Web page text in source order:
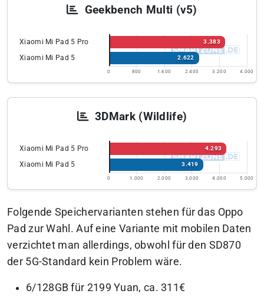
Geekbench Multi (v5)
Xiaomi Mi Pad 5 Pro 3.383
Xiaomi Mi Pad 5 2.622
0 800 1.600 2.400 3.200 4.000
3DMark (Wildlife)
Xiaomi Mi Pad 5 Pro 4.293
Xiaomi Mi Pad 5 3.419
0 1.000 2.000 3.000 4.000 5.000
Folgende Speichervarianten stehen für das Oppo
Pad zur Wahl. Auf eine Variante mit mobilen Daten
verzichtet man allerdings, obwohl für den SD870
der 5G-Standard kein Problem wäre.
6/128GB für 2199 Yuan, ca. 311€